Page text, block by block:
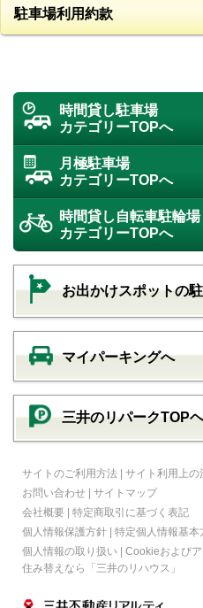
駐車場利用約款
時間貸し駐車場
カテゴリーTOPへ
月極駐車場
カテゴリーTOPへ
時間貸し自転車駐輪場
カテゴリーTOPへ
お出かけスポットの
マイパーキングへ
三井のリパークTOPヘ
サイトのご利用方法 | サイト利用上の
お問い合わせ | サイトマップ
会社概要 | 特定商取引に基づく表記
個人情報保護方針 | 特定個人情報基本
個人情報の取り扱い | Cookieおよび
住み替えなら
「三井のリハウス」